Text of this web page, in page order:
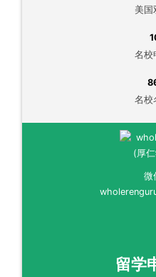
美国
名校
名校
微
留学